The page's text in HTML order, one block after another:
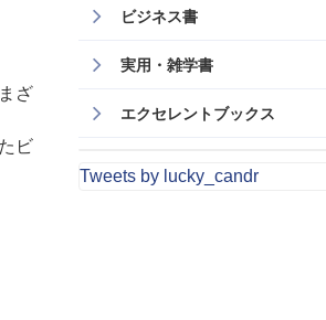
ざ
ビ
ビジネス書
実用・雑学書
エクセレントブックス
Tweets by lucky_candr